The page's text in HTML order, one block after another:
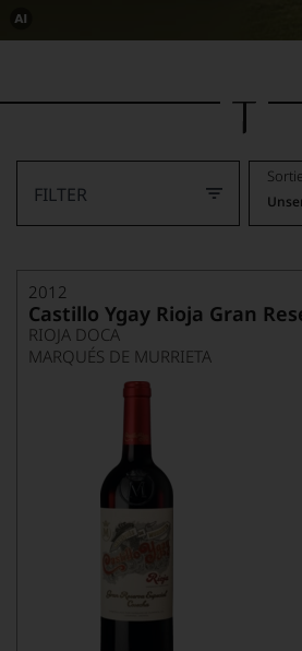
Dieses
von
FILTER
2012
Castillo Ygay Rioja Gran
RIOJA DOCA
MARQUÉS DE MURRIETA